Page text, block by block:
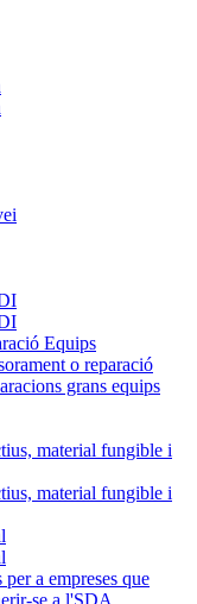
Equips
o reparació
grans equips
material fungible i
material fungible i
a empreses que
se a l'SDA